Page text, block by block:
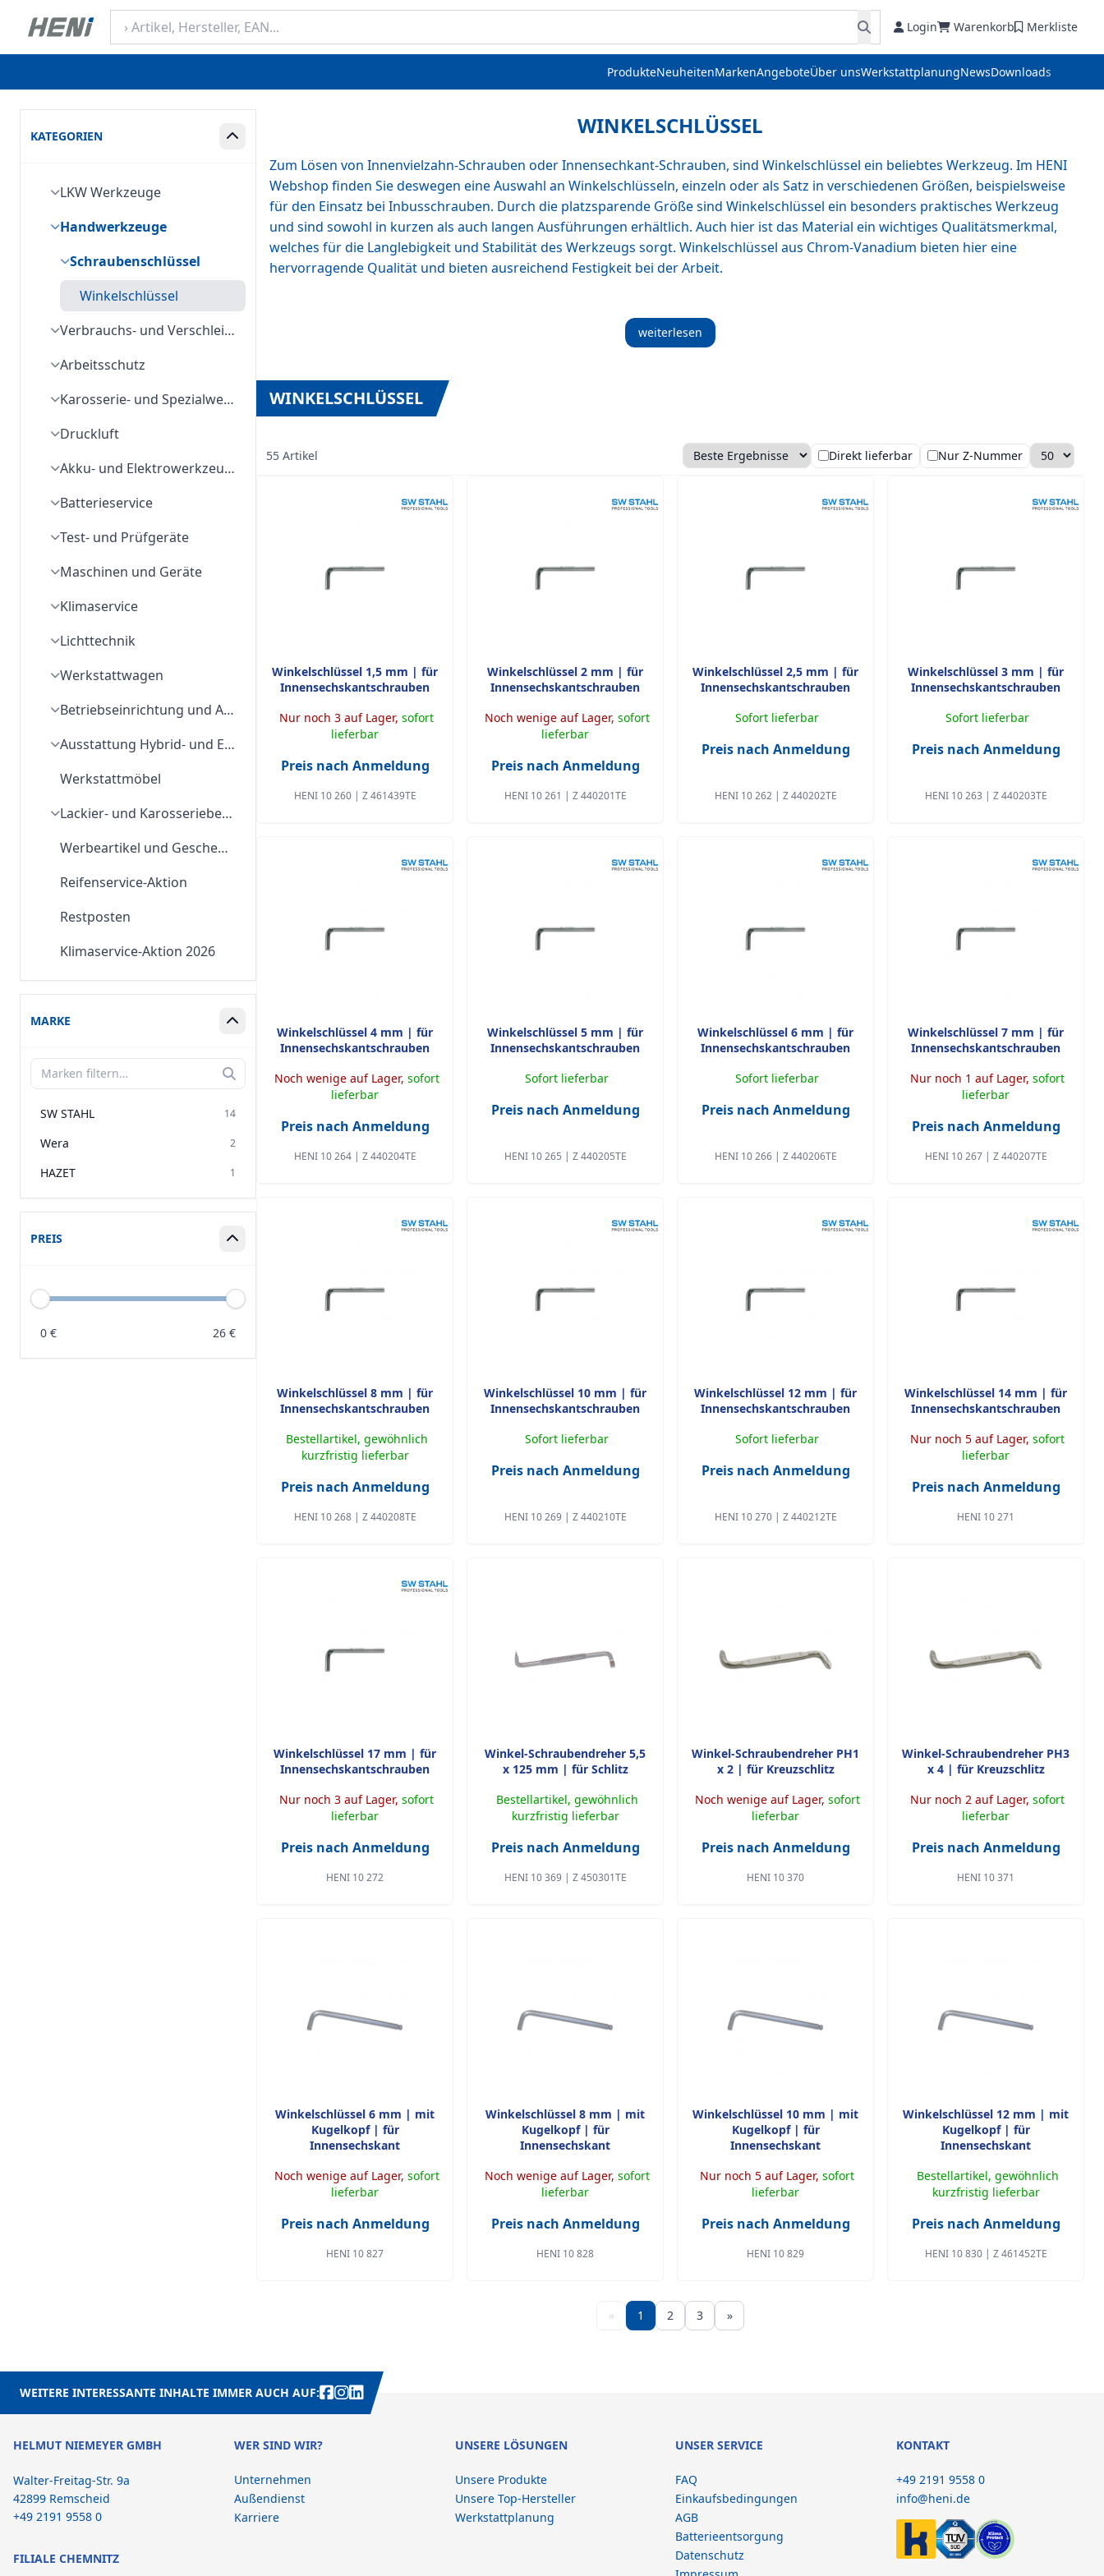
Login Warenkorb Merkliste
ProdukteNeuheitenMarkenAngeboteÜber unsWerkstattplanungNewsDownloads
KATEGORIEN Box ein-/ausklappen
LKW Werkzeuge
Handwerkzeuge
Schraubenschlüssel
Winkelschlüssel
Verbrauchs- und Verschleißmaterial
Arbeitsschutz
Karosserie- und Spezialwerkzeuge
Druckluft
Akku- und Elektrowerkzeuge
Batterieservice
Test- und Prüfgeräte
Maschinen und Geräte
Klimaservice
Lichttechnik
Werkstattwagen
Betriebseinrichtung und Arbeitsplatzausstattung
Ausstattung Hybrid- und Elektrofahrzeuge
Werkstattmöbel
Lackier- und Karosseriebedarf
Werbeartikel und Geschenke
Reifenservice-Aktion
Restposten
Klimaservice-Aktion 2026
MARKE Box ein-/ausklappen
Filtern
SW STAHL 14
Wera 2
HAZET 1
PREIS Box ein-/ausklappen
0 € 26 €
WINKELSCHLÜSSEL
Zum Lösen von Innenvielzahn-Schrauben oder Innensechkant-Schrauben, sind Winkelschlüssel ein beliebtes Werkzeug. Im HENI
Webshop finden Sie deswegen eine Auswahl an Winkelschlüsseln, einzeln oder als Satz in verschiedenen Größen, beispielsweise
für den Einsatz bei Inbusschrauben. Durch die platzsparende Größe sind Winkelschlüssel ein besonders praktisches Werkzeug
und sind sowohl in kurzen als auch langen Ausführungen erhältlich. Auch hier ist das Material ein wichtiges Qualitätsmerkmal,
welches für die Langlebigkeit und Stabilität des Werkzeugs sorgt. Winkelschlüssel aus Chrom-Vanadium bieten hier eine
hervorragende Qualität und bieten ausreichend Festigkeit bei der Arbeit.
weiterlesen
WINKELSCHLÜSSEL
55 Artikel Sortierung Direkt lieferbar Nur Z-Nummer
Anzahl pro Seite
Winkelschlüssel 1,5 mm | für
Innensechskantschrauben
Nur noch 3 auf Lager, sofort
lieferbar
Preis nach Anmeldung
HENI 10 260 | Z 461439TE
Winkelschlüssel 2 mm | für
Innensechskantschrauben
Noch wenige auf Lager, sofort
lieferbar
Preis nach Anmeldung
HENI 10 261 | Z 440201TE
Winkelschlüssel 2,5 mm | für
Innensechskantschrauben
Sofort lieferbar
Preis nach Anmeldung
HENI 10 262 | Z 440202TE
Winkelschlüssel 3 mm | für
Innensechskantschrauben
Sofort lieferbar
Preis nach Anmeldung
HENI 10 263 | Z 440203TE
Winkelschlüssel 4 mm | für
Innensechskantschrauben
Noch wenige auf Lager, sofort
lieferbar
Preis nach Anmeldung
HENI 10 264 | Z 440204TE
Winkelschlüssel 5 mm | für
Innensechskantschrauben
Sofort lieferbar
Preis nach Anmeldung
HENI 10 265 | Z 440205TE
Winkelschlüssel 6 mm | für
Innensechskantschrauben
Sofort lieferbar
Preis nach Anmeldung
HENI 10 266 | Z 440206TE
Winkelschlüssel 7 mm | für
Innensechskantschrauben
Nur noch 1 auf Lager, sofort
lieferbar
Preis nach Anmeldung
HENI 10 267 | Z 440207TE
Winkelschlüssel 8 mm | für
Innensechskantschrauben
Bestellartikel, gewöhnlich
kurzfristig lieferbar
Preis nach Anmeldung
HENI 10 268 | Z 440208TE
Winkelschlüssel 10 mm | für
Innensechskantschrauben
Sofort lieferbar
Preis nach Anmeldung
HENI 10 269 | Z 440210TE
Winkelschlüssel 12 mm | für
Innensechskantschrauben
Sofort lieferbar
Preis nach Anmeldung
HENI 10 270 | Z 440212TE
Winkelschlüssel 14 mm | für
Innensechskantschrauben
Nur noch 5 auf Lager, sofort
lieferbar
Preis nach Anmeldung
HENI 10 271
Winkelschlüssel 17 mm | für
Innensechskantschrauben
Nur noch 3 auf Lager, sofort
lieferbar
Preis nach Anmeldung
HENI 10 272
Winkel-Schraubendreher 5,5
x 125 mm | für Schlitz
Bestellartikel, gewöhnlich
kurzfristig lieferbar
Preis nach Anmeldung
HENI 10 369 | Z 450301TE
Winkel-Schraubendreher PH1
x 2 | für Kreuzschlitz
Noch wenige auf Lager, sofort
lieferbar
Preis nach Anmeldung
HENI 10 370
Winkel-Schraubendreher PH3
x 4 | für Kreuzschlitz
Nur noch 2 auf Lager, sofort
lieferbar
Preis nach Anmeldung
HENI 10 371
Winkelschlüssel 6 mm | mit
Kugelkopf | für
Innensechskant
Noch wenige auf Lager, sofort
lieferbar
Preis nach Anmeldung
HENI 10 827
Winkelschlüssel 8 mm | mit
Kugelkopf | für
Innensechskant
Noch wenige auf Lager, sofort
lieferbar
Preis nach Anmeldung
HENI 10 828
Winkelschlüssel 10 mm | mit
Kugelkopf | für
Innensechskant
Nur noch 5 auf Lager, sofort
lieferbar
Preis nach Anmeldung
HENI 10 829
Winkelschlüssel 12 mm | mit
Kugelkopf | für
Innensechskant
Bestellartikel, gewöhnlich
kurzfristig lieferbar
Preis nach Anmeldung
HENI 10 830 | Z 461452TE
« 1 2 3 »
WEITERE INTERESSANTE INHALTE IMMER AUCH AUF:
HELMUT NIEMEYER GMBH
Walter-Freitag-Str. 9a
42899 Remscheid
+49 2191 9558 0
FILIALE CHEMNITZ
WER SIND WIR?
Unternehmen
Außendienst
Karriere
UNSERE LÖSUNGEN
Unsere Produkte
Unsere Top-Hersteller
Werkstattplanung
UNSER SERVICE
FAQ
Einkaufsbedingungen
AGB
Batterieentsorgung
Datenschutz
KONTAKT
+49 2191 9558 0
info@heni.de